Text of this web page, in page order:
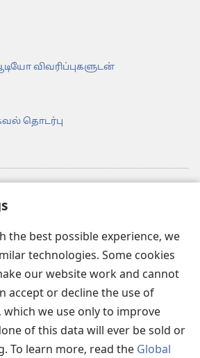
the best possible experience, we
technologies. Some cookies
our website work and cannot
accept or decline the use of
we use only to improve
of this data will ever be sold or
To learn more, read the Global
விவரிப்புகளுடன்
தொடர்பு